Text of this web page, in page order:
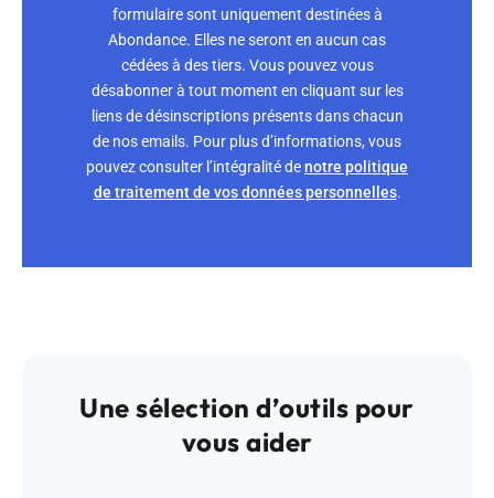
formulaire sont uniquement destinées à
Abondance. Elles ne seront en aucun cas
cédées à des tiers. Vous pouvez vous
désabonner à tout moment en cliquant sur les
liens de désinscriptions présents dans chacun
de nos emails. Pour plus d’informations, vous
pouvez consulter l’intégralité denotre politique
de traitement de vos données personnelles.
Une sélection d’outils pour
vous aider